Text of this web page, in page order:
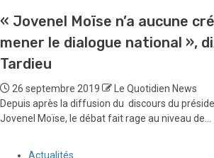
« Jovenel Moïse n’a aucune
mener le dialogue national »,
Tardieu
26 septembre 2019
Le Quotidien News
Depuis après la diffusion du discours du
Jovenel Moïse, le débat fait rage au niveau de...
Actualités